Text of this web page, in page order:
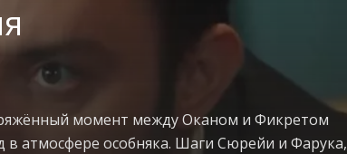
момент между Оканом и Фикретом
атмосфере особняка. Шаги Сюрейи и Фарука,